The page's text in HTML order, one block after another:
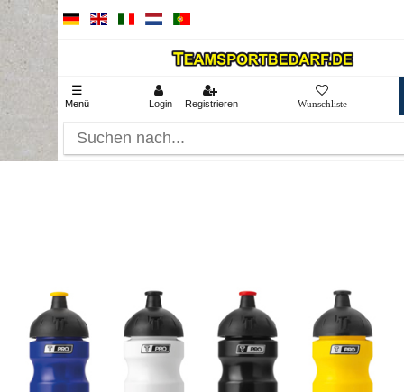
☰
Menü Login Registrieren